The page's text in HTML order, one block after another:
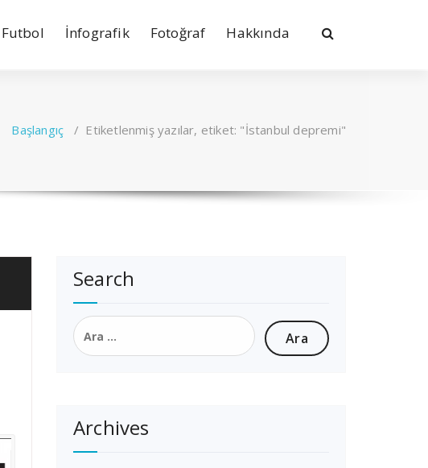
Futbol İnfografik Fotoğraf Hakkında
Başlangıç / Etiketlenmiş yazılar, etiket: "İstanbul depremi"
Search
Arama:
Archives